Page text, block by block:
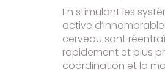
En stimulant les
active
cerveau sont
rapidement et plus
coordination et la